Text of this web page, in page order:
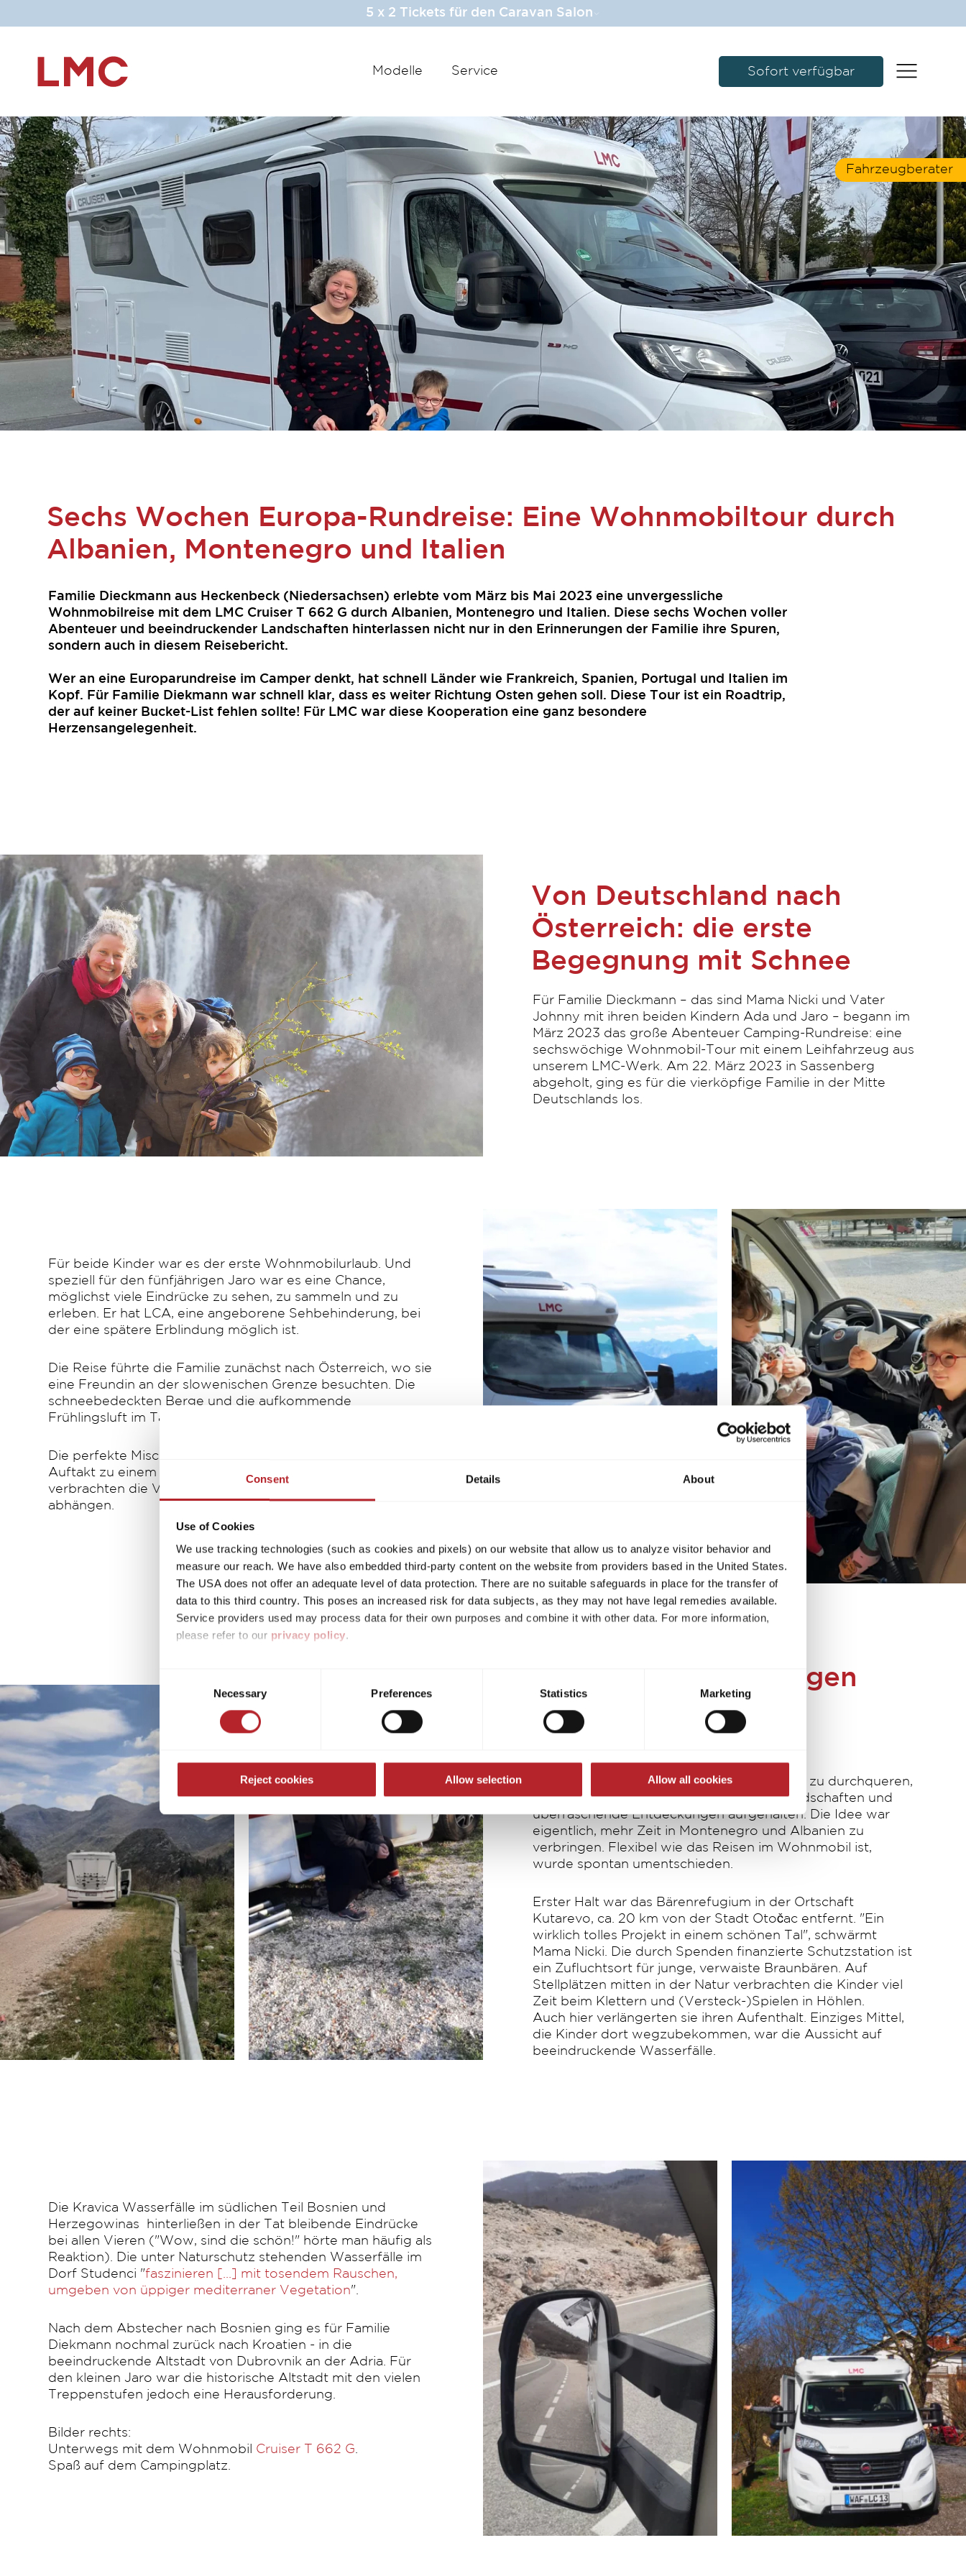
Consent Details About
Use of Cookies
We use tracking technologies (such as cookies and pixels) on our website that allow us to analyze visitor behavior and
measure our reach. We have also embedded third-party content on the website from providers based in the United States.
The USA does not offer an adequate level of data protection. There are no suitable safeguards in place for the transfer of
data to this third country. This poses an increased risk for data subjects, as they may not have legal remedies available.
Service providers used may process data for their own purposes and combine it with other data. For more information,
please refer to our privacy policy.
purposes mentioned. Consent is voluntary, not required to visit the website, and can be revoked at any time through the
settings. If you click on Reject, only the necessary cookies will be set on the website, which are required for the trouble-
free operation of the site and to enable page navigation.
Necessary Preferences Statistics Marketing
Reject cookies Allow selection Allow all cookies
5 x 2 Tickets für den Caravan Salon
Modelle Service Sofort verfügbar
Fahrzeugberater
Sechs Wochen Europa-Rundreise: Eine Wohnmobiltour durch
Albanien, Montenegro und Italien
Familie Dieckmann aus Heckenbeck (Niedersachsen) erlebte vom März bis Mai 2023 eine unvergessliche
Wohnmobilreise mit dem LMC Cruiser T 662 G durch Albanien, Montenegro und Italien. Diese sechs Wochen voller
Abenteuer und beeindruckender Landschaften hinterlassen nicht nur in den Erinnerungen der Familie ihre Spuren,
sondern auch in diesem Reisebericht.
Wer an eine Europarundreise im Camper denkt, hat schnell Länder wie Frankreich, Spanien, Portugal und Italien im
Kopf. Für Familie Diekmann war schnell klar, dass es weiter Richtung Osten gehen soll. Diese Tour ist ein Roadtrip,
der auf keiner Bucket-List fehlen sollte! Für LMC war diese Kooperation eine ganz besondere
Herzensangelegenheit.
Von Deutschland nach
Österreich: die erste
Begegnung mit Schnee
Für Familie Dieckmann – das sind Mama Nicki und Vater
Johnny mit ihren beiden Kindern Ada und Jaro – begann im
März 2023 das große Abenteuer Camping-Rundreise: eine
sechswöchige Wohnmobil-Tour mit einem Leihfahrzeug aus
unserem LMC-Werk. Am 22. März 2023 in Sassenberg
abgeholt, ging es für die vierköpfige Familie in der Mitte
Deutschlands los.
Für beide Kinder war es der erste Wohnmobilurlaub. Und
speziell für den fünfjährigen Jaro war es eine Chance,
möglichst viele Eindrücke zu sehen, zu sammeln und zu
erleben. Er hat LCA, eine angeborene Sehbehinderung, bei
der eine spätere Erblindung möglich ist.
Die Reise führte die Familie zunächst nach Österreich, wo sie
eine Freundin an der slowenischen Grenze besuchten. Die
schneebedeckten Berge und die aufkommende
Frühlingsluft im Tal sorgten für eine malerische Kulisse.
Die perfekte Mischung aus Winter und Frühling bildete den
Auftakt zu einem unvergesslichen Abenteuer. Hier
verbrachten die Vier einige Tage mit Ausflügen, spielen und
abhängen.
Kroatien: Begegnungen
und unerwartete
Ursprünglich geplant, Kroatien relativ zügig zu durchqueren,
wurden die Dieckmanns durch neue Freundschaften und
überraschende Entdeckungen aufgehalten. Die Idee war
eigentlich, mehr Zeit in Montenegro und Albanien zu
verbringen. Flexibel wie das Reisen im Wohnmobil ist,
wurde spontan umentschieden.
Erster Halt war das Bärenrefugium in der Ortschaft
Kutarevo, ca. 20 km von der Stadt Otočac entfernt. "Ein
wirklich tolles Projekt in einem schönen Tal", schwärmt
Mama Nicki. Die durch Spenden finanzierte Schutzstation ist
ein Zufluchtsort für junge, verwaiste Braunbären. Auf
Stellplätzen mitten in der Natur verbrachten die Kinder viel
Zeit beim Klettern und (Versteck-)Spielen in Höhlen.
Auch hier verlängerten sie ihren Aufenthalt. Einziges Mittel,
die Kinder dort wegzubekommen, war die Aussicht auf
beeindruckende Wasserfälle.
Die Kravica Wasserfälle im südlichen Teil Bosnien und
Herzegowinas hinterließen in der Tat bleibende Eindrücke
bei allen Vieren ("Wow, sind die schön!" hörte man häufig als
Reaktion). Die unter Naturschutz stehenden Wasserfälle im
Dorf Studenci "faszinieren [...] mit tosendem Rauschen,
umgeben von üppiger mediterraner Vegetation".
Nach dem Abstecher nach Bosnien ging es für Familie
Diekmann nochmal zurück nach Kroatien - in die
beeindruckende Altstadt von Dubrovnik an der Adria. Für
den kleinen Jaro war die historische Altstadt mit den vielen
Treppenstufen jedoch eine Herausforderung.
Bilder rechts:
Unterwegs mit dem Wohnmobil Cruiser T 662 G
Spaß auf dem Campingplatz.